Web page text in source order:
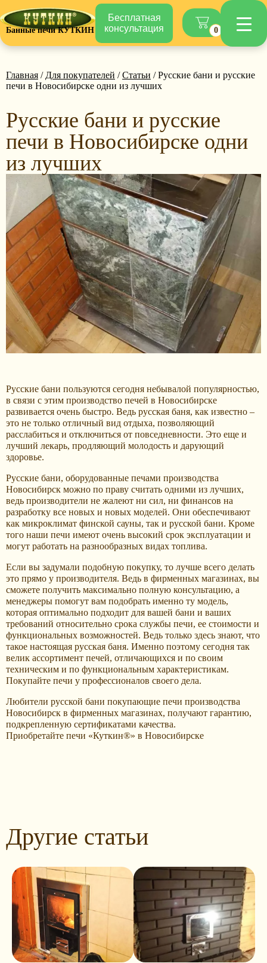
Банные печи КУТКИН
Бесплатная
консультация
0
Главная / Для покупателей /Статьи / Русские бани и русские
печи в Новосибирске одни из лучших
Русские бани и русские
печи в Новосибирске одни
из лучших
Русские бани пользуются сегодня небывалой популярностью,
в связи с этим производство печей в Новосибирске
развивается очень быстро. Ведь русская баня, как известно –
это не только отличный вид отдыха, позволяющий
расслабиться и отключиться от повседневности. Это еще и
лучший лекарь, продляющий молодость и дарующий
здоровье.
Русские бани, оборудованные печами производства
Новосибирск можно по праву считать одними из лучших,
ведь производители не жалеют ни сил, ни финансов на
разработку все новых и новых моделей. Они обеспечивают
как микроклимат финской сауны, так и русской бани. Кроме
того наши печи имеют очень высокий срок эксплуатации и
могут работать на разнообразных видах топлива.
Если вы задумали подобную покупку, то лучше всего делать
это прямо у производителя. Ведь в фирменных магазинах, вы
сможете получить максимально полную консультацию, а
менеджеры помогут вам подобрать именно ту модель,
которая оптимально подходит для вашей бани и ваших
требований относительно срока службы печи, ее стоимости и
функциональных возможностей. Ведь только здесь знают, что
такое настоящая русская баня. Именно поэтому сегодня так
велик ассортимент печей, отличающихся и по своим
техническим и по функциональным характеристикам.
Покупайте печи у профессионалов своего дела.
Любители русской бани покупающие печи производства
Новосибирск в фирменных магазинах, получают гарантию,
подкрепленную сертификатами качества.
Приобретайте печи «Куткин®» в Новосибирске
Другие статьи